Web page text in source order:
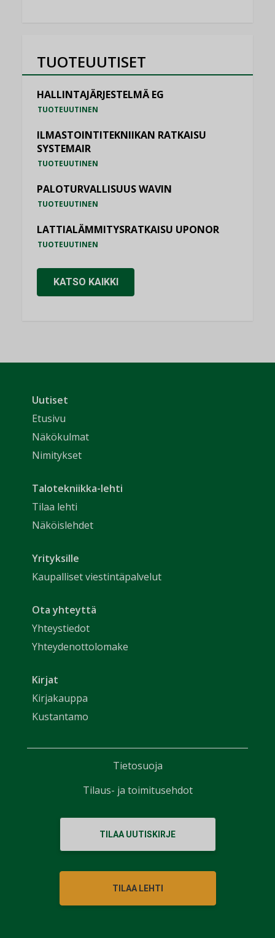
TUOTEUUTISET
HALLINTAJÄRJESTELMÄ EG
TUOTEUUTINEN
ILMASTOINTITEKNIIKAN RATKAISU
SYSTEMAIR
TUOTEUUTINEN
PALOTURVALLISUUS WAVIN
TUOTEUUTINEN
LATTIALÄMMITYSRATKAISU UPONOR
TUOTEUUTINEN
KATSO KAIKKI
Uutiset
Etusivu
Näkökulmat
Nimitykset
Talotekniikka-lehti
Tilaa lehti
Näköislehdet
Yrityksille
Kaupalliset viestintäpalvelut
Ota yhteyttä
Yhteystiedot
Yhteydenottolomake
Kirjat
Kirjakauppa
Kustantamo
TILAA UUTISKIRJE
TILAA LEHTI
Tietosuoja
Tilaus- ja toimitusehdot